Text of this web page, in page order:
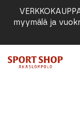
myymälä ja